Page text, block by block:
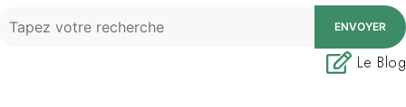
ENVOYER
Le Blog